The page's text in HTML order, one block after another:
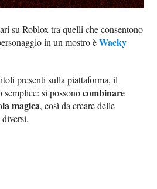
su Roblox tra quelli che consentono
in un mostro èWacky
presenti sulla piattaforma, il
semplice: si possonocombinare
magica, così da creare delle